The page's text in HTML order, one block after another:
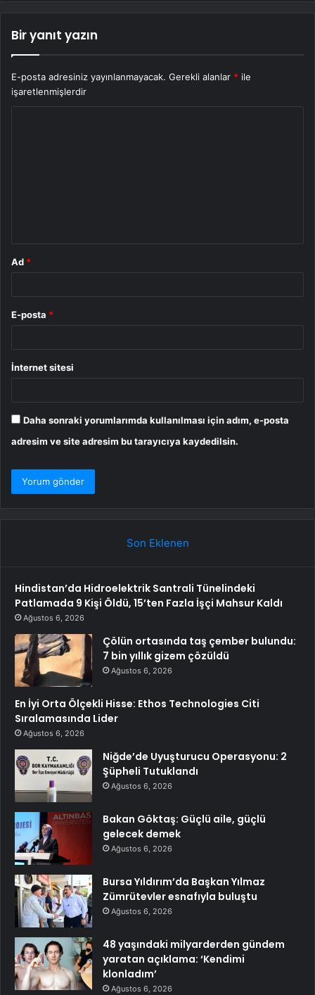
Bir yanıt yazın
E-posta adresiniz yayınlanmayacak. Gerekli alanlar * ile
işaretlenmişlerdir
Ad *
E-posta *
İnternet sitesi
Daha sonraki yorumlarımda kullanılması için adım, e-posta
adresim ve site adresim bu tarayıcıya kaydedilsin.
Son Eklenen
Hindistan’da Hidroelektrik Santrali Tünelindeki
Patlamada 9 Kişi Öldü, 15’ten Fazla İşçi Mahsur Kaldı
Ağustos 6, 2026
Çölün ortasında taş çember bulundu:
7 bin yıllık gizem çözüldü
Ağustos 6, 2026
En İyi Orta Ölçekli Hisse: Ethos Technologies Citi
Sıralamasında Lider
Ağustos 6, 2026
Niğde’de Uyuşturucu Operasyonu: 2
Şüpheli Tutuklandı
Ağustos 6, 2026
Bakan Göktaş: Güçlü aile, güçlü
gelecek demek
Ağustos 6, 2026
Bursa Yıldırım’da Başkan Yılmaz
Zümrütevler esnafıyla buluştu
Ağustos 6, 2026
48 yaşındaki milyarderden gündem
yaratan açıklama: ‘Kendimi
klonladım’
Ağustos 6, 2026